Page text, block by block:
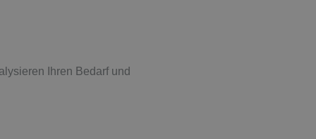
Ihren Bedarf und